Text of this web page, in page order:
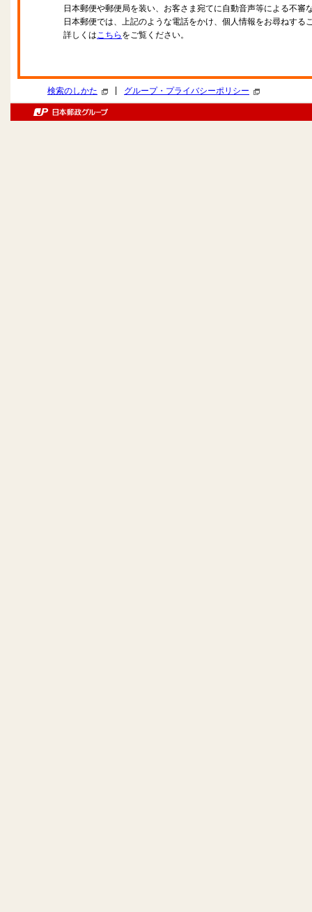
日本郵便や郵便局を装い、お客さま宛てに自動音声等による不審
日本郵便では、上記のような電話をかけ、個人情報をお尋ねする
詳しくはこちら をご覧ください。
検索のしかた グループ・プライバシーポリシー